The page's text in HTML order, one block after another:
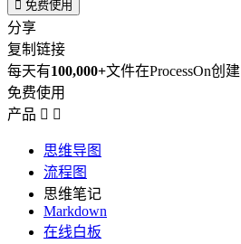
 免费使用
分享
复制链接
每天有100,000+文件在ProcessOn创建
免费使用
产品  
思维导图
流程图
思维笔记
Markdown
在线白板